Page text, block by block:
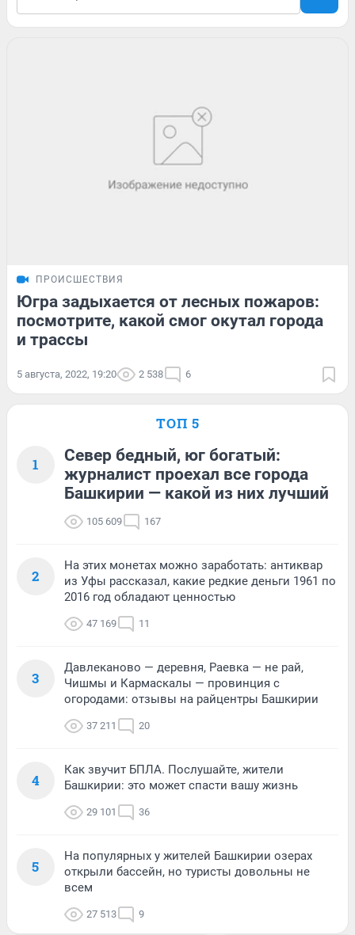
ПРОИСШЕСТВИЯ
Югра задыхается от лесных пожаров:
посмотрите, какой смог окутал города
и трассы
5 августа, 2022, 19:20 2 538 6
ТОП 5
1
Север бедный, юг богатый:
журналист проехал все города
Башкирии — какой из них лучший
105 609 167
2
На этих монетах можно заработать: антиквар
из Уфы рассказал, какие редкие деньги 1961 по
2016 год обладают ценностью
47 169 11
3
Давлеканово — деревня, Раевка — не рай,
Чишмы и Кармаскалы — провинция с
огородами: отзывы на райцентры Башкирии
37 211 20
4
Как звучит БПЛА. Послушайте, жители
Башкирии: это может спасти вашу жизнь
29 101 36
5
На популярных у жителей Башкирии озерах
открыли бассейн, но туристы довольны не
всем
27 513 9